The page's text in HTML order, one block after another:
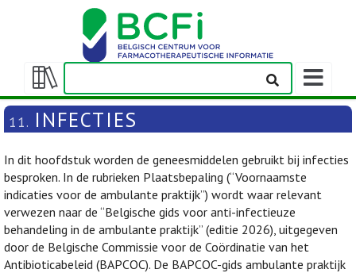
Weergeven/verbergen
inhoudstafel
11. INFECTIES
In dit hoofdstuk worden de geneesmiddelen gebruikt bij infecties
besproken. In de rubrieken Plaatsbepaling (“Voornaamste
indicaties voor de ambulante praktijk”) wordt waar relevant
verwezen naar de “Belgische gids voor anti-infectieuze
behandeling in de ambulante praktijk” (editie 2026), uitgegeven
door de Belgische Commissie voor de Coördinatie van het
Antibioticabeleid (BAPCOC). De BAPCOC-gids ambulante praktijk